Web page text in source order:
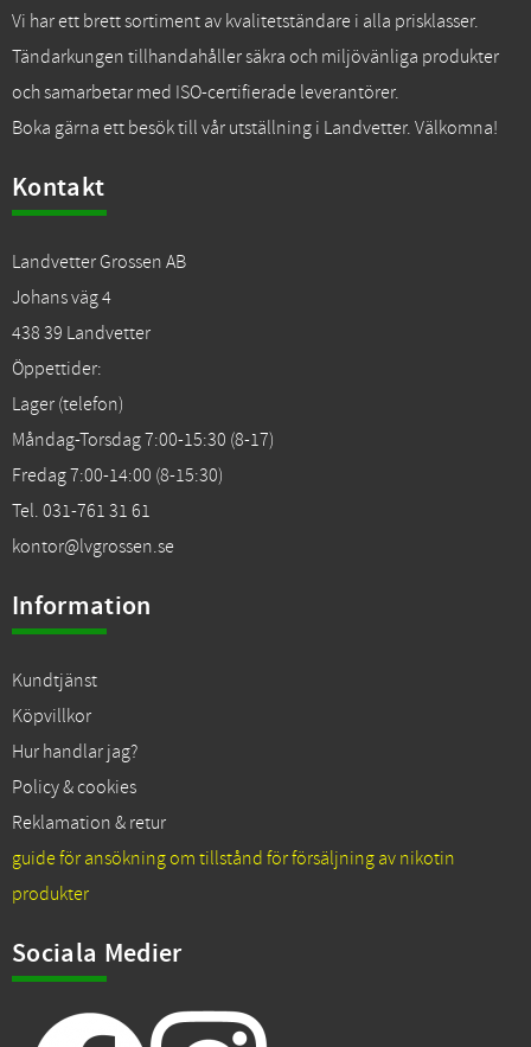
Vi har ett brett sortiment av kvalitetständare i alla prisklasser.
Tändarkungen tillhandahåller säkra och miljövänliga produkter
och samarbetar med ISO-certifierade leverantörer.
Boka gärna ett besök till vår utställning i Landvetter. Välkomna!
Kontakt
Landvetter Grossen AB
Johans väg 4
438 39 Landvetter
Öppettider:
Lager (telefon)
Måndag-Torsdag 7:00-15:30 (8-17)
Fredag 7:00-14:00 (8-15:30)
Tel. 031-761 31 61
kontor@lvgrossen.se
Information
Kundtjänst
Köpvillkor
Hur handlar jag?
Policy & cookies
Reklamation & retur
guide för ansökning om tillstånd för försäljning av nikotin
produkter
Sociala Medier